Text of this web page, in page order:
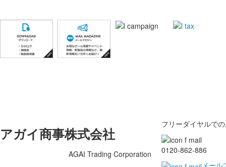
アガイ商事株式会社
AGAI Trading Corporation
フリーダイヤルで
0120-862-886